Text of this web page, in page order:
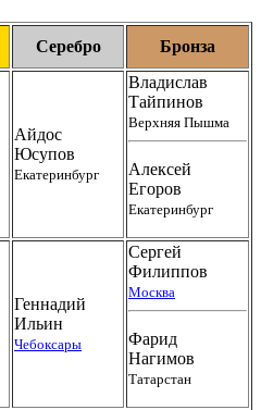
Серебро Бронза
Айдос
Юсупов
Екатеринбург
Владислав
Тайпинов
Верхняя Пышма
Алексей
Егоров
Екатеринбург
Геннадий
Ильин
Чебоксары
Сергей
Филиппов
Москва
Фарид
Нагимов
Татарстан